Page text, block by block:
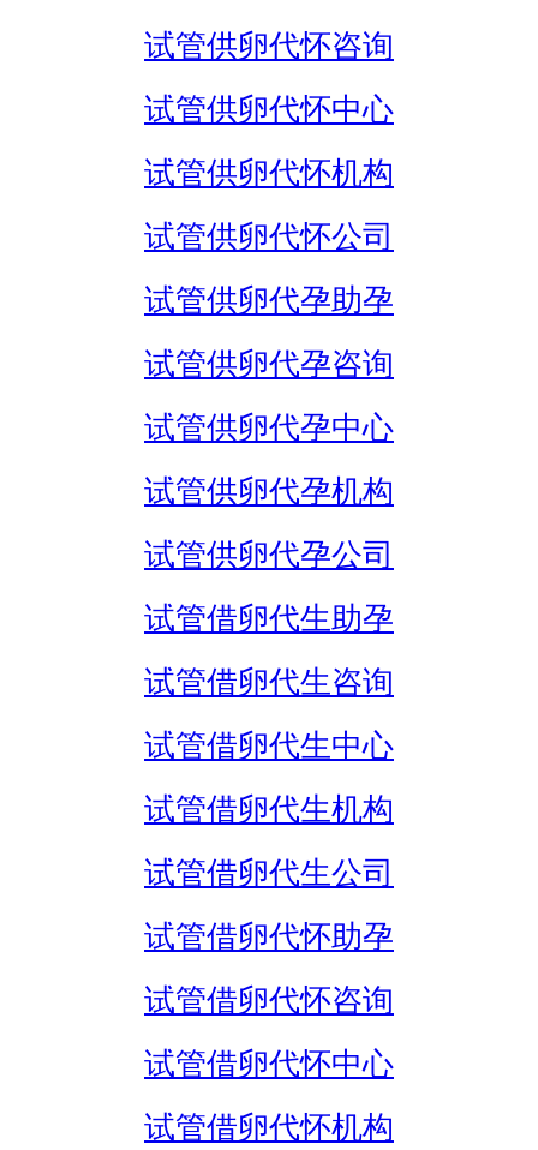
试管供卵代怀咨询
试管供卵代怀中心
试管供卵代怀机构
试管供卵代怀公司
试管供卵代孕助孕
试管供卵代孕咨询
试管供卵代孕中心
试管供卵代孕机构
试管供卵代孕公司
试管借卵代生助孕
试管借卵代生咨询
试管借卵代生中心
试管借卵代生机构
试管借卵代生公司
试管借卵代怀助孕
试管借卵代怀咨询
试管借卵代怀中心
试管借卵代怀机构